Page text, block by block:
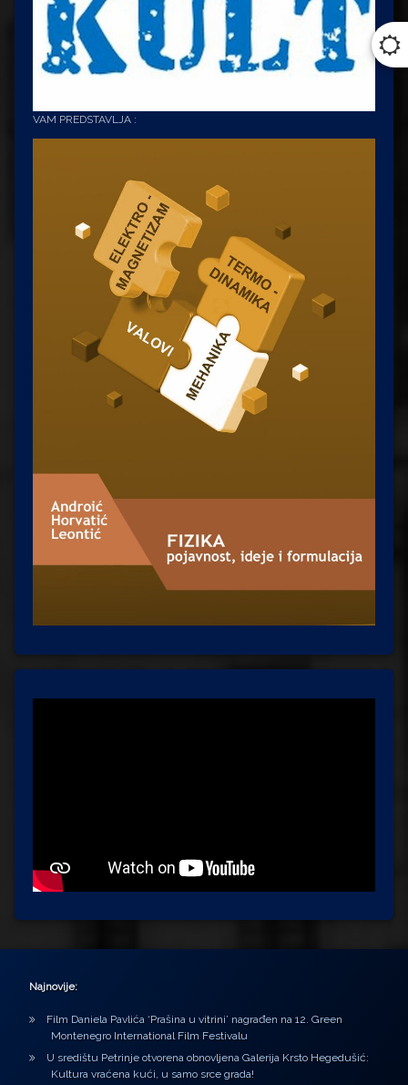
VAM PREDSTAVLJA :
Najnovije:
Film Daniela Pavlića ‘Prašina u vitrini’ nagrađen na 12. Green
Montenegro International Film Festivalu
U središtu Petrinje otvorena obnovljena Galerija Krsto Hegedušić:
Kultura vraćena kući, u samo srce grada!